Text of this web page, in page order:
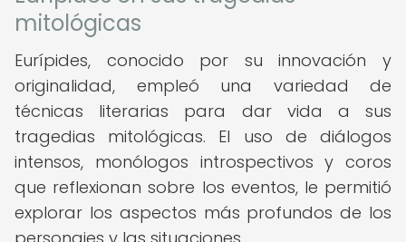
mitológicas
Eurípides, conocido por su innovación y
originalidad, empleó una variedad de
técnicas literarias para dar vida a sus
tragedias mitológicas. El uso de diálogos
intensos, monólogos introspectivos y coros
que reflexionan sobre los eventos, le permitió
explorar los aspectos más profundos de los